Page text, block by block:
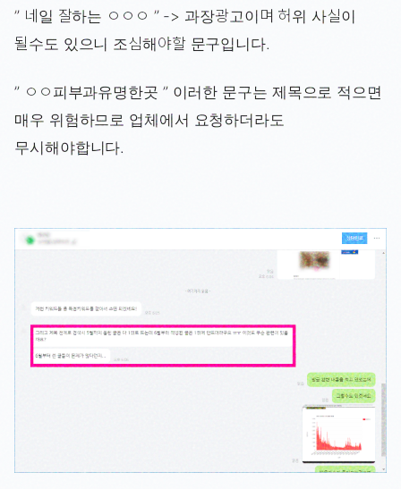
” 네일 잘하는 ㅇㅇㅇ ” -> 과장광고이며 허위 사실이
될수도 있으니 조심해야할 문구입니다.
” ㅇㅇ피부과유명한곳 ” 이러한 문구는 제목으로 적으면
매우 위험하므로 업체에서 요청하더라도
무시해야합니다.